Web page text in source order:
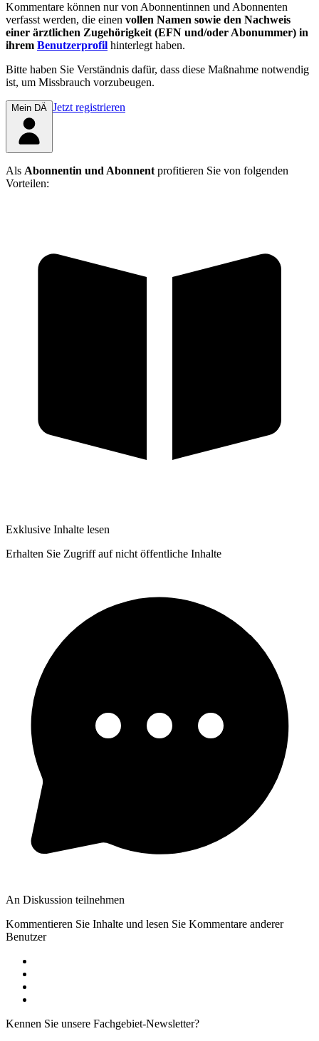
Kommentare können nur von Abonnentinnen und Abonnenten
verfasst werden, die einen vollen Namen sowie den Nachweis
einer ärztlichen Zugehörigkeit (EFN und/oder Abonummer) in
ihrem Benutzerprofil hinterlegt haben.
Bitte haben Sie Verständnis dafür, dass diese Maßnahme notwendig
ist, um Missbrauch vorzubeugen.
Mein DÄ Jetzt registrieren
Als Abonnentin und Abonnentprofitieren Sie von folgenden
Vorteilen:
Exklusive Inhalte lesen
Erhalten Sie Zugriff auf nicht öffentliche Inhalte
An Diskussion teilnehmen
Kommentieren Sie Inhalte und lesen Sie Kommentare anderer
Benutzer
Kennen Sie unsere Fachgebiet-Newsletter?